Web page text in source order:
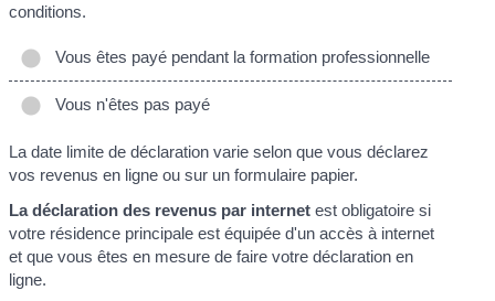
conditions.
Vous êtes payé pendant la formation professionnelle
Vous n'êtes pas payé
La date limite de déclaration varie selon que vous déclarez
vos revenus en ligne ou sur un formulaire papier.
La déclaration des revenus par internet est obligatoire si
votre résidence principale est équipée d'un accès à internet
et que vous êtes en mesure de faire votre déclaration en
ligne.